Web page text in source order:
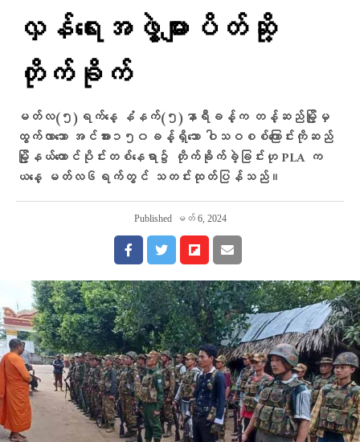
လှန်​ရေးအဖွဲ့များပိတ်ဆို့
တိုက်ခိုက်
မတ်လ(၅)ရက်နေ့ နံနက်(၅)နာရီခန့်က တန့်ဆည်မြို့မှ
ထွက်လာသော အင်အား၁၅၀ခန့်ရှိသော ဝါသဝစစ်ကြောင်းကိုဆည်
မြို့နယ်တောင်ပိုင်းတစ်နေရာ၌ တိုက်ခိုက်ခဲ့ခြင်းဟု PLA က
ယ‌နေ့ မတ်လ၆ရက်တွင် သတင်းထုတ်ပြန်သည်။
Published မတ် 6, 2024